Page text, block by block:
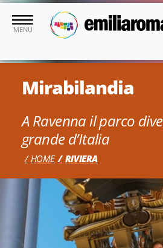
Vai al contenuto principale
MENU
Mirabilandia
A Ravenna il parco
grande d’Italia
HOME RIVIERA